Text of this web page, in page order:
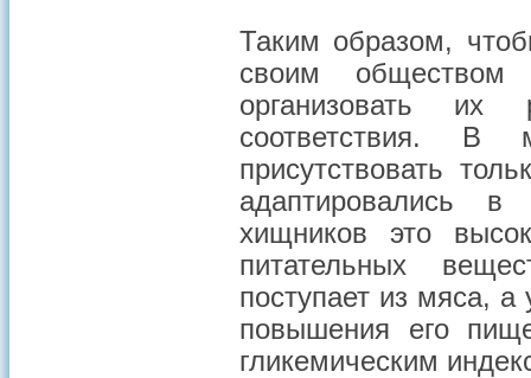
Таким образом,
своим обществом
организовать их
соответствия. В
присутствовать
адаптировались
хищников это
питательных
поступает из мяса,
повышения его
гликемическим